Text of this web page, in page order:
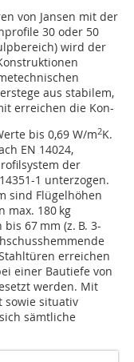
von Jansen mit der
30 oder 50
wird der
aus stabilem,
erreichen die Kon-
bis 0,69 W/m2K.
EN 14024,
der
1 unterzogen.
sind Flügelhöhen
max. 180 kg
67 mm (z. B. 3-
erreichen
einer Bautiefe von
werden. Mit
sowie situativ
sämtliche